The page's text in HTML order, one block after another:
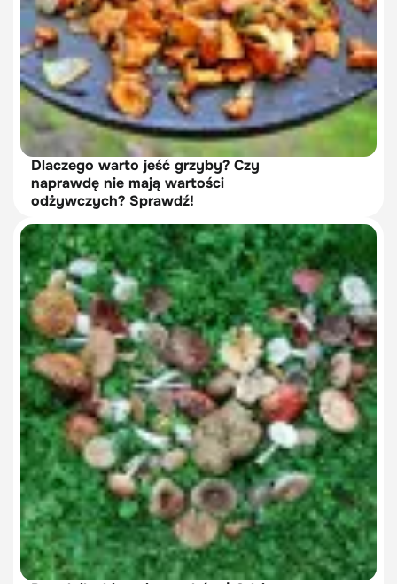
Dlaczego warto jeść grzyby? Czy
naprawdę nie mają wartości
odżywczych? Sprawdź!